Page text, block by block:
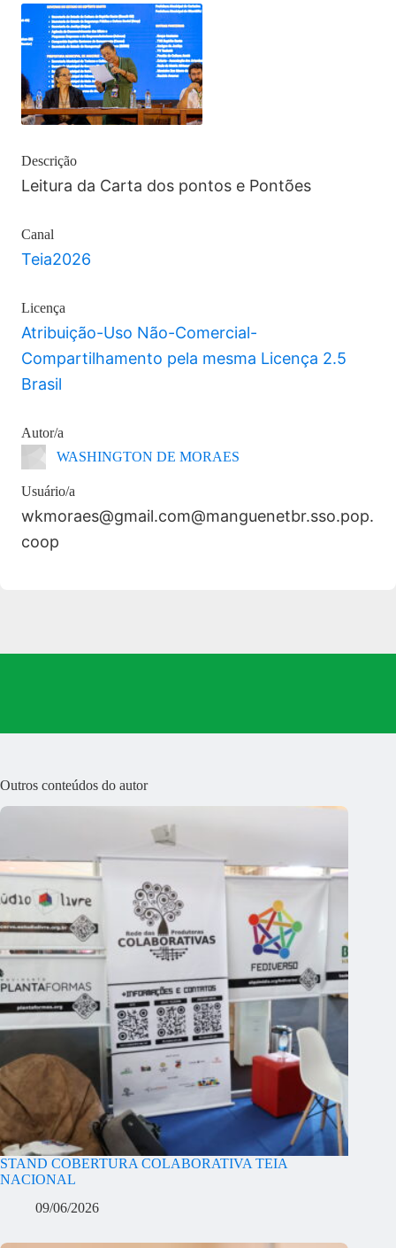
Descrição
Leitura da Carta dos pontos e Pontões
Canal
Teia2026
Licença
Atribuição-Uso Não-Comercial-
Compartilhamento pela mesma Licença 2.5
Brasil
Autor/a
WASHINGTON DE MORAES
Usuário/a
wkmoraes@gmail.com@manguenetbr.sso.pop.
coop
Outros conteúdos do autor
STAND COBERTURA COLABORATIVA TEIA
NACIONAL
09/06/2026